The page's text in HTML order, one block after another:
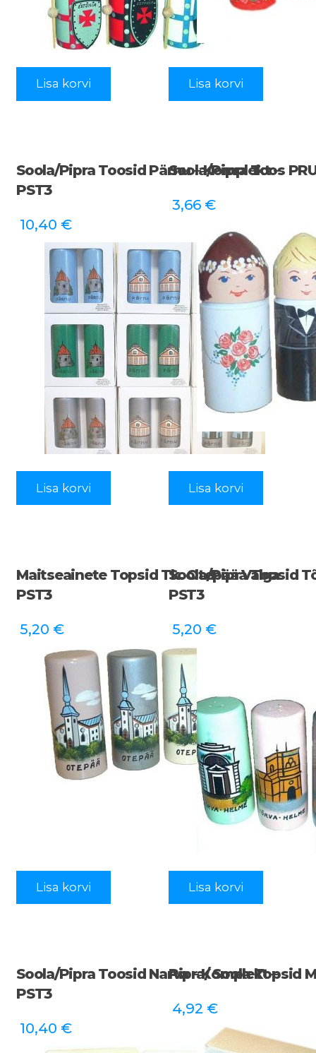
Lisa korvi Lisa korvi
Soola/pipra Toosid Pärnu – Komplekt –
PST3
10,40 €
Lisa korvi
Soola/pipra Toos
3,66 €
Lisa korvi
Maitseainete Topsid Tk. Otepää Valga
PST3
5,20 €
Lisa korvi
Soola/pipra Toosid
PST3
5,20 €
Lisa korvi
Soola/pipra Toosid Narva – Komplekt –
PST3
10,40 €
Pipra/ Soola Topsid
4,92 €